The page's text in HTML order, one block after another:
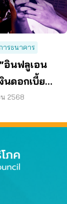
ารธนาคาร
อินฟลูเอน
นดอกเบี้ย
ผู้บริโภคควร
สมพุ่ง
2568